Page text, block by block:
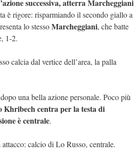
successiva, atterra Marcheggiani
è rigore: risparmiando il secondo giallo a
lo stessoMarcheggiani, che batte
1-2.
calcia dal vertice dell’area, la palla
una bella azione personale. Poco più
Khribech centra per la testa di
è centrale.
calcio di Lo Russo, centrale.